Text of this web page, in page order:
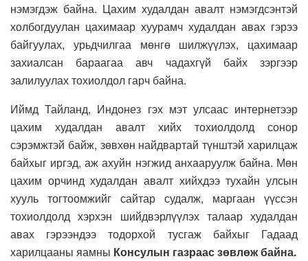
нэмэгдэж байна. Цахим худалдан авалт нэмэгдсэнтэй
холбогдуулан цахимаар хуурамч худалдан авах гэрээ
байгуулах, урьдчилгаа мөнгө шилжүүлэх, цахимаар
захиалсан бараагаа авч чадахгүй байх зэргээр
залилуулах тохиолдол гарч байна.
Иймд Тайланд, Индонез гэх мэт улсаас интернетээр
цахим худалдан авалт хийх тохиолдолд сонор
сэрэмжтэй байж, зөвхөн найдвартай түнштэй харилцаж
байхыг иргэд, аж ахуйн нэгжид анхааруулж байна. Мөн
цахим орчинд худалдан авалт хийхдээ тухайн улсын
хууль тогтоомжийг сайтар судалж, маргаан үүссэн
тохиолдолд хэрхэн шийдвэрлүүлэх талаар худалдан
авах гэрээндээ тодорхой тусгаж байхыг Гадаад
харилцааны яамны Консулын газраас зөвлөж байна.